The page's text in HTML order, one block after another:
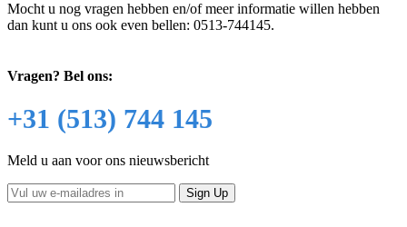
Mocht u nog vragen hebben en/of meer informatie willen hebben
dan kunt u ons ook even bellen: 0513-744145.
Vragen? Bel ons:
+31 (513) 744 145
Meld u aan voor ons nieuwsbericht